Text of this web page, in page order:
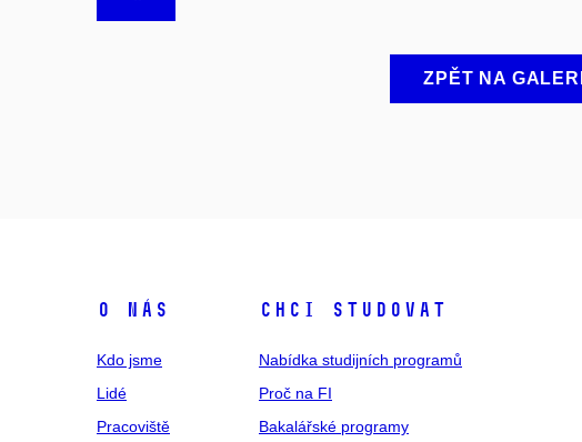
ZPĚT NA GALERII
O NÁS
Kdo jsme
Lidé
Pracoviště
CHCI STUDOVAT
Nabídka studijních programů
Proč na FI
Bakalářské programy